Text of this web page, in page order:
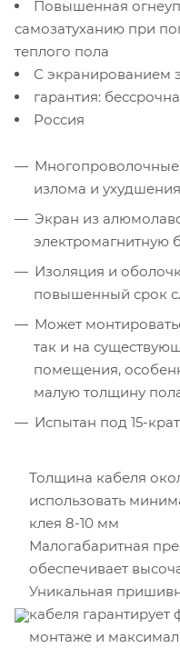
Повышенная
самозатуханию при
теплого пола
С экранированием
гарантия:
Россия
излома и
Экран из
электромагнитную
Изоляция и
повышенный срок
Может
так и на
помещения,
малую толщину
Испытан под 15-
Толщина кабеля
использовать
клея 8-10 мм
Малогабаритная
обеспечивает
Уникальная
кабеля
монтаже и